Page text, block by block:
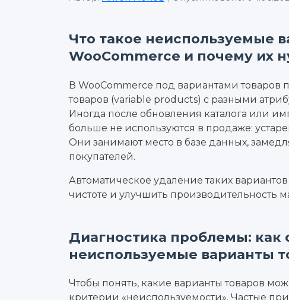
Что такое неиспользуемые
WooCommerce и почему их
В WooCommerce под вариантами
товаров (variable products) с разными
Иногда после обновления каталога или
больше не используются в продаже:
Они занимают место в базе данных,
покупателей.
Автоматическое удаление таких
чистоте и улучшить производительность
Диагностика проблемы: как
неиспользуемые варианты
Чтобы понять, какие варианты товаров
критерии «неиспользуемости». Частые